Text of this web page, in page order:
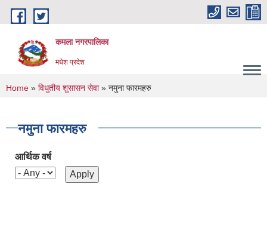
Skip to main content
कमला नगरपालिका
मधेश प्रदेश
You are here
Home » विधुतीय शुसासन सेवा» नमुना फारमहरु
नमुना फारमहरु
आर्थिक वर्ष